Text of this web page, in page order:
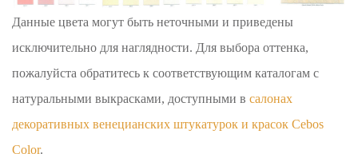
Данные цвета могут быть неточными и приведены
исключительно для наглядности. Для выбора оттенка,
пожалуйста обратитесь к соответствующим каталогам с
натуральными выкрасками, доступными всалонах
декоративных венецианских штукатурок и красок Cebos
Color.